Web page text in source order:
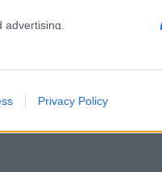
Privacy Policy